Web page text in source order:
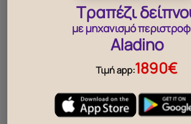
Καθρέπτης
990.00
βρες, το
Τραπέζι
με μηχανισμό
Aladino
Τιμή app:1890€